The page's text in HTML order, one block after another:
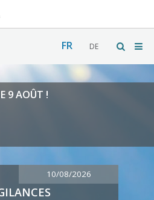
FR DE
9 AOÛT !
10/08/2026